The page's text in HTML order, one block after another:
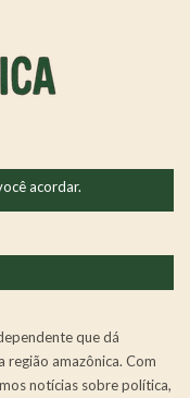
acordar.
que dá
amazônica. Com
notícias sobre política,